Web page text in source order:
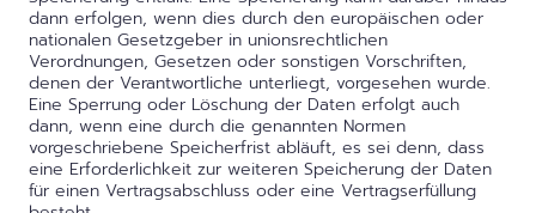
dann erfolgen, wenn dies durch den europäischen oder
nationalen Gesetzgeber in unionsrechtlichen
Verordnungen, Gesetzen oder sonstigen Vorschriften,
denen der Verantwortliche unterliegt, vorgesehen wurde.
Eine Sperrung oder Löschung der Daten erfolgt auch
dann, wenn eine durch die genannten Normen
vorgeschriebene Speicherfrist abläuft, es sei denn, dass
eine Erforderlichkeit zur weiteren Speicherung der Daten
für einen Vertragsabschluss oder eine Vertragserfüllung